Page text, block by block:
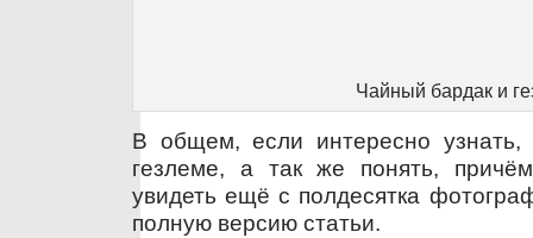
Чайный бардак и
В общем, если интересно узнать,
гезлеме, а так же понять,
увидеть ещё с полдесятка
полную версию статьи.